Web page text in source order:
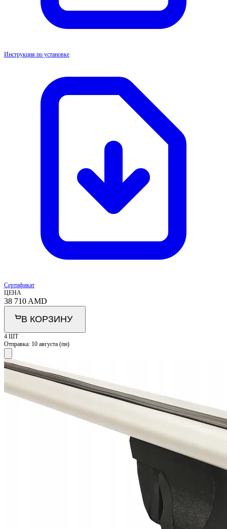
Инструкция по установке
Сертификат
ЦЕНА
38 710 AMD
В КОРЗИНУ
4 ШТ
Отправка: 10 августа (пн)